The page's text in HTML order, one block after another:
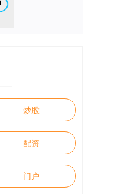
炒股
配资
门户